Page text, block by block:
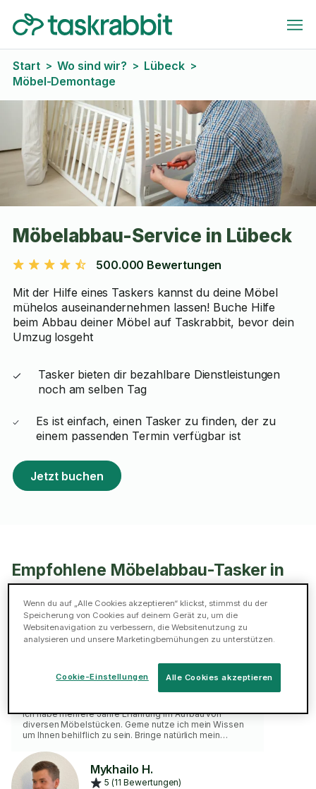
Start > Wo sind wir? > Lübeck >
Möbel-Demontage
Möbelabbau-Service in Lübeck
500.000 Bewertungen
Mit der Hilfe eines Taskers kannst du deine Möbel
mühelos auseinandernehmen lassen! Buche Hilfe
beim Abbau deiner Möbel auf Taskrabbit, bevor dein
Umzug losgeht
Tasker bieten dir bezahlbare Dienstleistungen
noch am selben Tag
Es ist einfach, einen Tasker zu finden, der zu
einem passenden Termin verfügbar ist
Jetzt buchen
Empfohlene Möbelabbau-Tasker in
Florian P.
92 Tasks in der Kategorie möbel-
demontage
Ich habe mehrere Jahre Erfahrung im Aufbau von
diversen Möbelstücken. Gerne nutze ich mein Wissen
um Ihnen behilflich zu sein. Bringe natürlich mein
auch in den Abendstunden freie Termine. Freue mich
auf die Zusammenarbeit. LG Florian
Mykhailo H.
5 (11 Bewertungen)
Wenn du auf „Alle Cookies akzeptieren“ klickst, stimmst du der
Speicherung von Cookies auf deinem Gerät zu, um die
Websitenavigation zu verbessern, die Websitenutzung zu
analysieren und unsere Marketingbemühungen zu unterstützen.
Alle Cookies akzeptieren
Cookie-Einstellungen